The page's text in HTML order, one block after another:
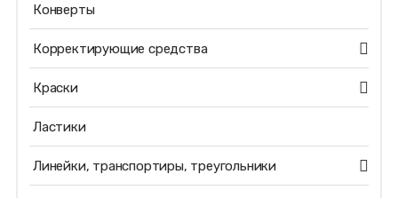
Конверты
Корректирующие средства
Краски
Ластики
Линейки, транспортиры, треугольники